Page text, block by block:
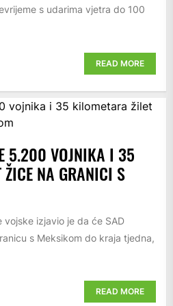
s udarima vjetra do 100
READ MORE
5.200 VOJNIKA I 35
ŽICE NA GRANICI S
izjavio je da će SAD
s Meksikom do kraja tjedna,
READ MORE